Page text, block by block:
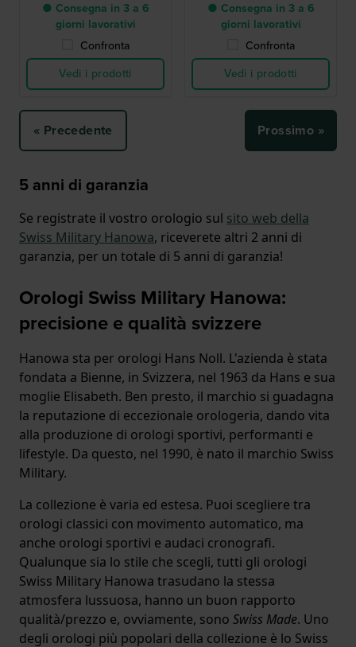
● Consegna in 3 a 6
giorni lavorativi
Confronta
Vedi i prodotti
quadrante damascato
● Consegna in 3 a 6
giorni lavorativi
Confronta
Vedi i prodotti
« Precedente Prossimo »
5 anni di garanzia
Se registrate il vostro orologio sul sito web della
Swiss Military Hanowa, riceverete altri 2 anni di
garanzia, per un totale di 5 anni di garanzia!
Orologi Swiss Military Hanowa:
precisione e qualità svizzere
Hanowa sta per orologi Hans Noll. L'azienda è stata
fondata a Bienne, in Svizzera, nel 1963 da Hans e sua
moglie Elisabeth. Ben presto, il marchio si guadagna
la reputazione di eccezionale orologeria, dando vita
alla produzione di orologi sportivi, performanti e
lifestyle. Da questo, nel 1990, è nato il marchio Swiss
Military.
La collezione è varia ed estesa. Puoi scegliere tra
orologi classici con movimento automatico, ma
anche orologi sportivi e audaci cronografi.
Qualunque sia lo stile che scegli, tutti gli orologi
Swiss Military Hanowa trasudano la stessa
atmosfera lussuosa, hanno un buon rapporto
qualità/prezzo e, ovviamente, sono Swiss Made. Uno
degli orologi più popolari della collezione è lo Swiss